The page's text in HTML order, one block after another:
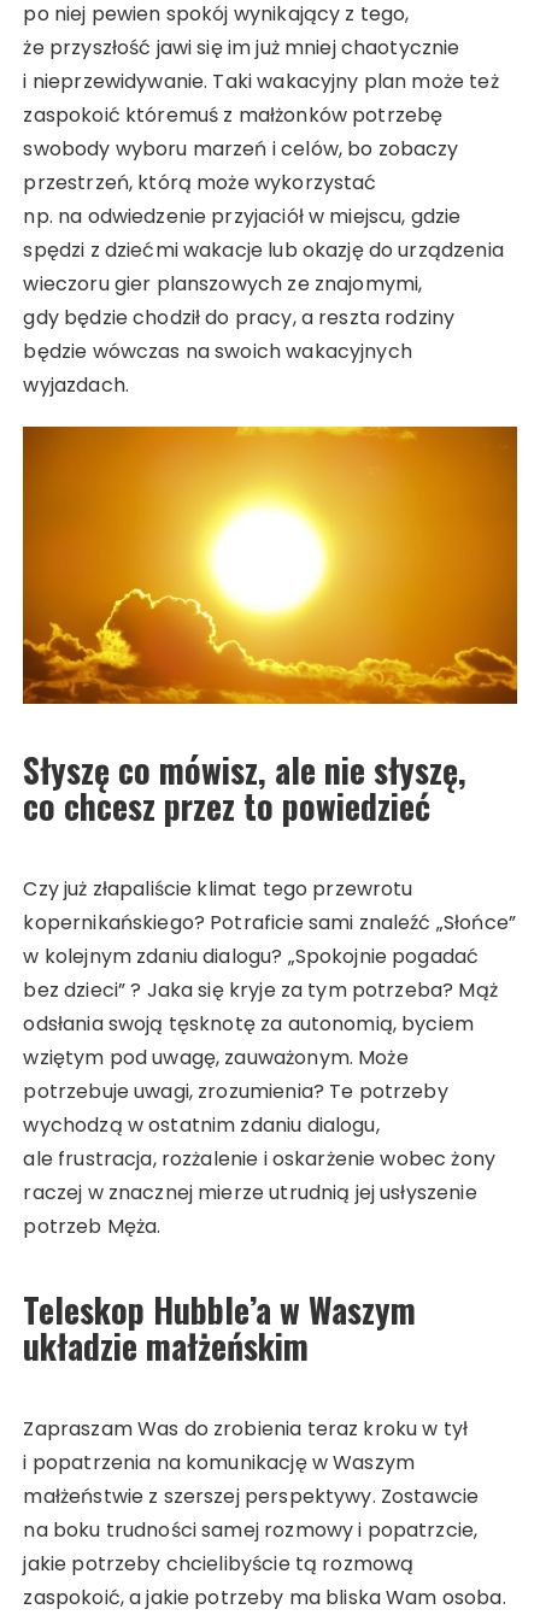
po niej pewien spokój wynikający z tego,
że przyszłość jawi się im już mniej chaotycznie
i nieprzewidywanie. Taki wakacyjny plan może też
zaspokoić któremuś z małżonków potrzebę
swobody wyboru marzeń i celów, bo zobaczy
przestrzeń, którą może wykorzystać
np. na odwiedzenie przyjaciół w miejscu, gdzie
spędzi z dziećmi wakacje lub okazję do urządzenia
wieczoru gier planszowych ze znajomymi,
gdy będzie chodził do pracy, a reszta rodziny
będzie wówczas na swoich wakacyjnych
wyjazdach.
Słyszę co mówisz, ale nie słyszę,
co chcesz przez to powiedzieć
Czy już złapaliście klimat tego przewrotu
kopernikańskiego? Potraficie sami znaleźć „Słońce”
w kolejnym zdaniu dialogu? „Spokojnie pogadać
bez dzieci” ? Jaka się kryje za tym potrzeba? Mąż
odsłania swoją tęsknotę za autonomią, byciem
wziętym pod uwagę, zauważonym. Może
potrzebuje uwagi, zrozumienia? Te potrzeby
wychodzą w ostatnim zdaniu dialogu,
ale frustracja, rozżalenie i oskarżenie wobec żony
raczej w znacznej mierze utrudnią jej usłyszenie
potrzeb Męża.
Teleskop Hubble’a w Waszym
układzie małżeńskim
Zapraszam Was do zrobienia teraz kroku w tył
i popatrzenia na komunikację w Waszym
małżeństwie z szerszej perspektywy. Zostawcie
na boku trudności samej rozmowy i popatrzcie,
jakie potrzeby chcielibyście tą rozmową
zaspokoić, a jakie potrzeby ma bliska Wam osoba.